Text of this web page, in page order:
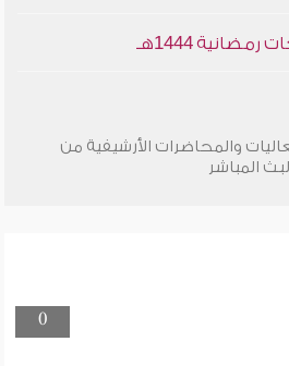
1444هـ
والمحاضرات الأرشيفية من
المباشر
0